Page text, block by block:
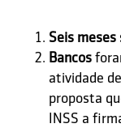
Seis
Bancos
atividade
proposta
INSS a